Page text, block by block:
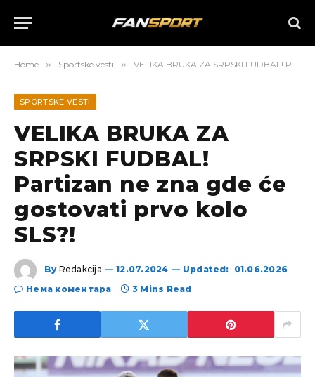
Home » Sportske vesti » VELIKA BRUKA ZA SRPSKI FUDBAL! Partizan ne zna gde će gostovati prvo kolo SLS?!
SPORTSKE VESTI
VELIKA BRUKA ZA
SRPSKI FUDBAL!
Partizan ne zna gde će
gostovati prvo kolo
SLS?!
By Redakcija 12.07.2024 Updated: 01.06.2026
Нема коментара
3 Mins Read